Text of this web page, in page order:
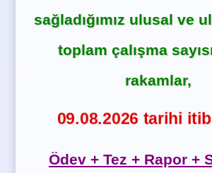
sağladığımız ulusal ve
toplam çalışma
rakamlar,
09.08.2026 tarihi
Ödev + Tez + Rapor +